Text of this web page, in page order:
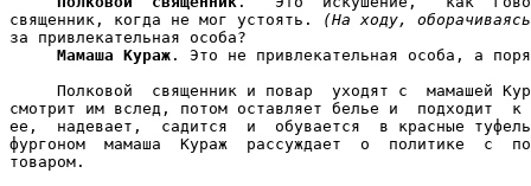
священник, когда не мог устоять.
(На ходу,
за привлекательная особа?
Мамаша Кураж . Это не привлекательная особа, а
Полковой  священник и повар  уходят с  мамашей
смотрит им вслед, потом оставляет белье и  подходит  к
ее,  надевает,  садится  и  обувается  в красные
фургоном  мамаша  Кураж  рассуждает  о  политике  с
товаром.